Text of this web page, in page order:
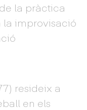
la pràctica
la improvisació
resideix a
en els